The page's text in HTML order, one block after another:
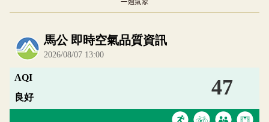
一週氣象
內嵌空氣品質小工具為視覺預覽，完整即時空